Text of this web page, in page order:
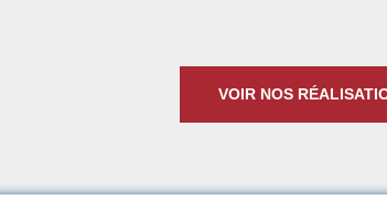
VOIR NOS